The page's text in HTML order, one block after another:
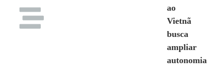
ao
Vietnã
busca
ampliar
autonomia